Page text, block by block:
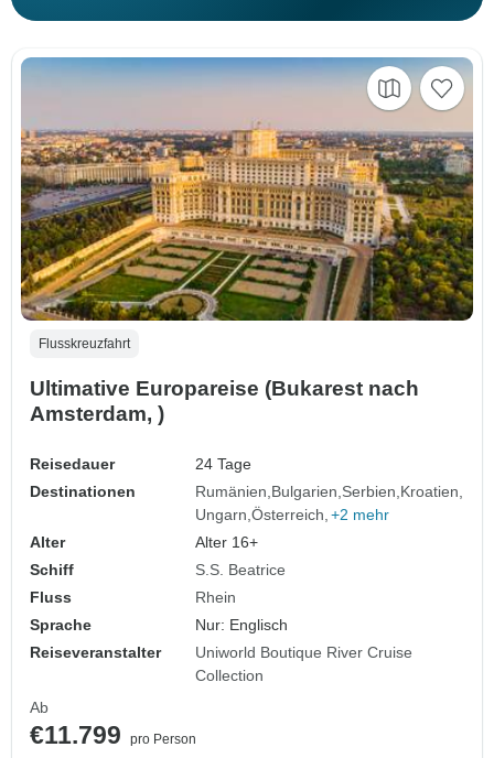
Flusskreuzfahrt
Ultimative Europareise (Bukarest nach
Amsterdam, )
Reisedauer
24 Tage
Destinationen
Rumänien Bulgarien Serbien Kroatien
Ungarn Österreich +2 mehr
Alter
Alter 16+
Schiff
S.S. Beatrice
Fluss
Rhein
Sprache
Nur: Englisch
Reiseveranstalter
Uniworld Boutique River Cruise
Collection
Ab
€11.799
pro Person